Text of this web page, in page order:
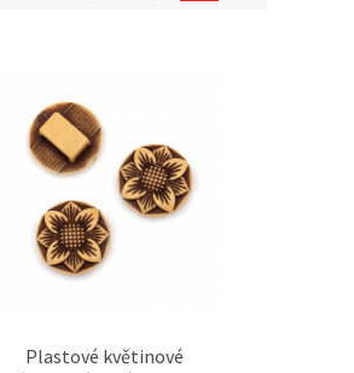
Plastové květinové